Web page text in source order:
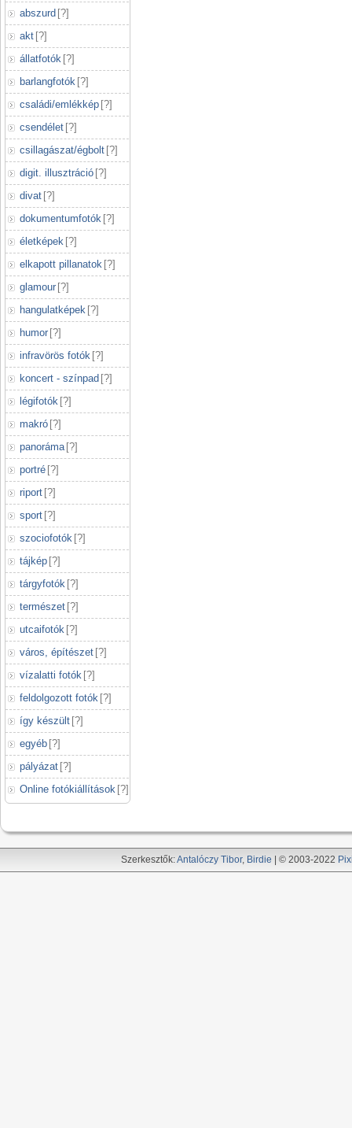
abszurd [?]
akt [?]
állatfotók [?]
barlangfotók [?]
családi/emlékkép [?]
csendélet [?]
csillagászat/égbolt [?]
digit. illusztráció [?]
divat [?]
dokumentumfotók [?]
életképek [?]
elkapott pillanatok [?]
glamour [?]
hangulatképek [?]
humor [?]
infravörös fotók [?]
koncert - színpad [?]
légifotók [?]
makró [?]
panoráma [?]
portré [?]
riport [?]
sport [?]
szociofotók [?]
tájkép [?]
tárgyfotók [?]
természet [?]
utcaifotók [?]
város, építészet [?]
vízalatti fotók [?]
feldolgozott fotók [?]
így készült [?]
egyéb [?]
pályázat [?]
Online fotókiállítások [?]
Szerkesztők:Antalóczy Tibor, Birdie | © 2003-2022